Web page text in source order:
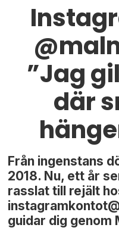
”Jag
där
Från ingenstans
2018. Nu, ett år
rasslat till rejält
guidar dig genom